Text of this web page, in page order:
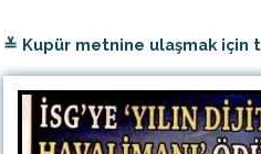
İletişim Bilgileri
Sabiha Gökçen
Malaysia
≚ Kupür metnine ulaşmak için